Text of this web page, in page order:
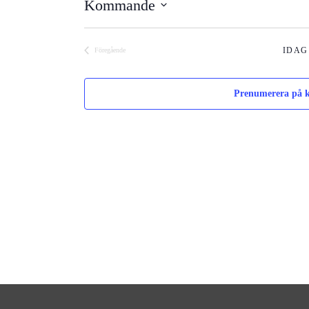
Kommande
Föregående
IDAG
Prenumerera på